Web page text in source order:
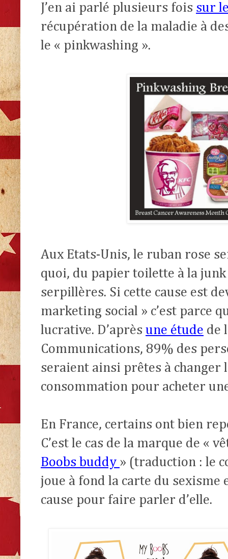
J’en ai parlé plusieurs fois sur
récupération de la maladie à
le « pinkwashing ».
Aux Etats-Unis, le ruban rose
quoi, du papier toilette à la
serpillères. Si cette cause est
marketing social » c’est parce
lucrative. D’après une étude de
Communications, 89% des
seraient ainsi prêtes à changer
consommation pour acheter
En France, certains ont bien
C’est le cas de la marque de «
Boobs buddy » (traduction : le
joue à fond la carte du sexisme
cause pour faire parler d’elle.